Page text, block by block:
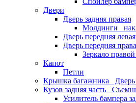
Двери
Дверь задняя правая
Молдинги_
Дверь передняя левая
Дверь передняя
Зеркало
Капот
Петли
Крышка багажника_ Дверь
Кузов задняя часть_
Усилитель бампера